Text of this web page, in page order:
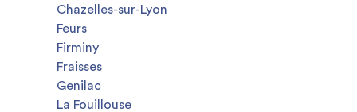
Chazelles-sur-Lyon
Feurs
Firminy
Fraisses
Genilac
La Fouillouse